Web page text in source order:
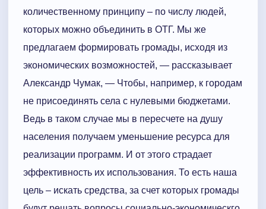
количественному принципу – по числу людей,
которых можно объединить в ОТГ. Мы же
предлагаем формировать громады, исходя из
экономических возможностей, — рассказывает
Александр Чумак, — Чтобы, например, к городам
не присоединять села с нулевыми бюджетами.
Ведь в таком случае мы в пересчете на душу
населения получаем уменьшение ресурса для
реализации программ. И от этого страдает
эффективность их использования. То есть наша
цель – искать средства, за счет которых громады